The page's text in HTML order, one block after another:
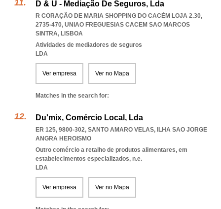
D & U - Mediação De Seguros, Lda
R CORAÇÃO DE MARIA SHOPPING DO CACÉM LOJA 2.30,
2735-470, UNIAO FREGUESIAS CACEM SAO MARCOS
SINTRA, LISBOA
Atividades de mediadores de seguros
LDA
Ver empresa Ver no Mapa
Matches in the search for:
Du'mix, Comércio Local, Lda
ER 125, 9800-302, SANTO AMARO VELAS, ILHA SAO JORGE
ANGRA HEROISMO
Outro comércio a retalho de produtos alimentares, em
estabelecimentos especializados, n.e.
LDA
Ver empresa Ver no Mapa